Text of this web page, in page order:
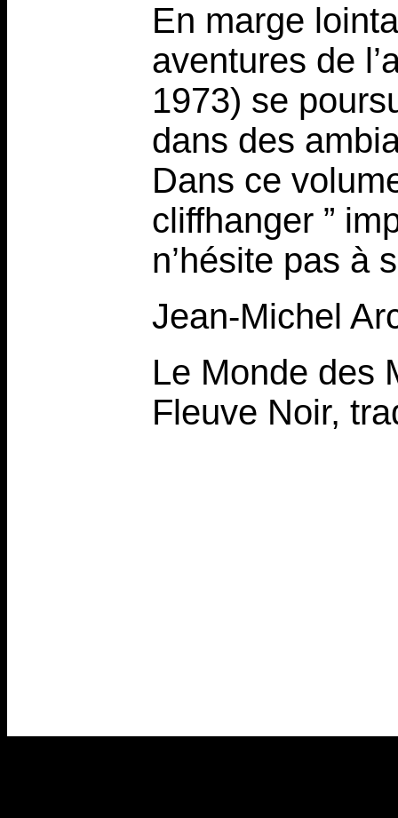
En marge
aventures de
1973) se
dans des
Dans ce
cliffhanger ”
n’hésite pas à
Jean-Michel
Le Monde des
Fleuve Noir,